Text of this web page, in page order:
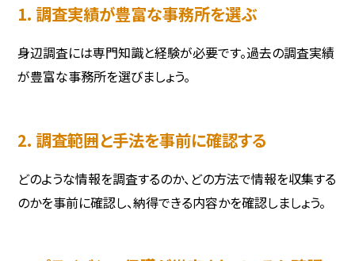
1. 調査実績が豊富な事務所を選ぶ
身辺調査には専門知識と経験が必要です。過去の調査実績
が豊富な事務所を選びましょう。
2. 調査範囲と手法を事前に確認する
どのような情報を調査するのか、どの方法で情報を収集する
のかを事前に確認し、納得できる内容かを確認しましょう。